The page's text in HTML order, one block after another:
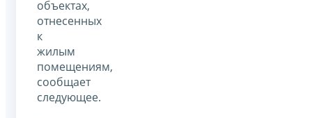
объектах,
отнесенных
к
жилым
помещениям,
сообщает
следующее.